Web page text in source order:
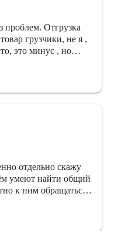
проблем. Отгрузка
грузчики, не я ,
это минус , но
отдельно скажу
умеют найти общий
к ним обращаться